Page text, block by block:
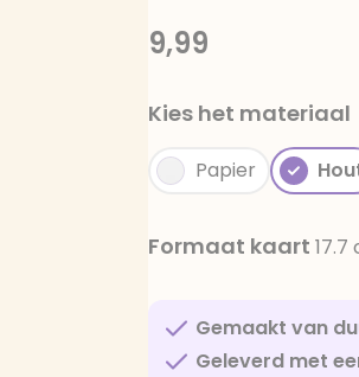
9,99
Kies het materiaal
Papier
Formaat kaart 17.7
Gemaakt van
Geleverd met